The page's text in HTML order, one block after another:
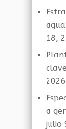
18,
2026
a
julio